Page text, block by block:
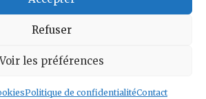
Refuser
Voir les préférences
Politique de confidentialitéContact
Contact
À propos